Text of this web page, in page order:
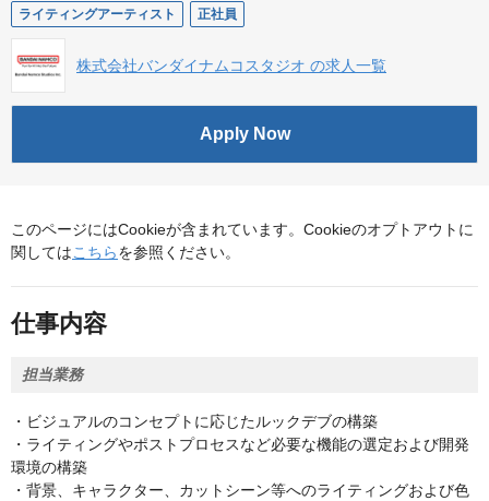
ライティングアーティスト 正社員
株式会社バンダイナムコスタジオ の求人一覧
Apply Now
このページにはCookieが含まれています。Cookieのオプトアウトに
関してはこちらを参照ください。
仕事内容
担当業務
・ビジュアルのコンセプトに応じたルックデブの構築
・ライティングやポストプロセスなど必要な機能の選定および開発
環境の構築
・背景、キャラクター、カットシーン等へのライティングおよび色